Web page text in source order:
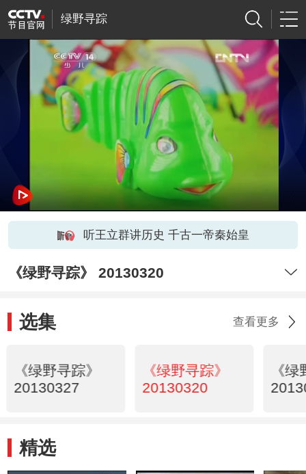
绿野寻踪
听王立群讲历史 千古一帝秦始皇
《绿野寻踪》 20130320
选集 查看更多
《绿野寻踪》
20130327
《绿野寻踪》
20130320
《
精选